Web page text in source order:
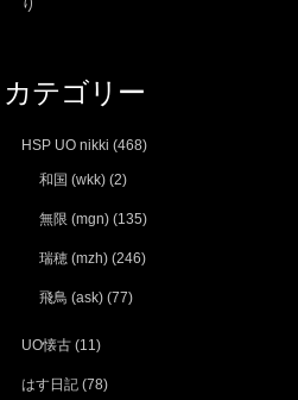
り
カテゴリー
HSP UO nikki (468)
和国 (wkk) (2)
無限 (mgn) (135)
瑞穂 (mzh) (246)
飛鳥 (ask) (77)
UO懐古 (11)
はす日記 (78)